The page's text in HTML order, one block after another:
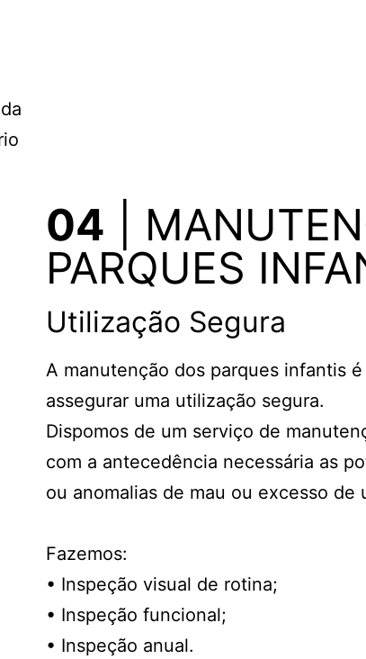
04 |
PARQUES
Utilização Segura
A manutenção dos parques infantis
assegurar uma utilização segura.
Dispomos de um serviço de
com a antecedência necessária as
ou anomalias de mau ou excesso de
Fazemos:
• Inspeção visual de rotina;
• Inspeção funcional;
• Inspeção anual.